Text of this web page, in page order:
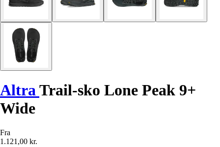
AltraTrail-sko Lone Peak 9+
Wide
Fra
1.121,00 kr.